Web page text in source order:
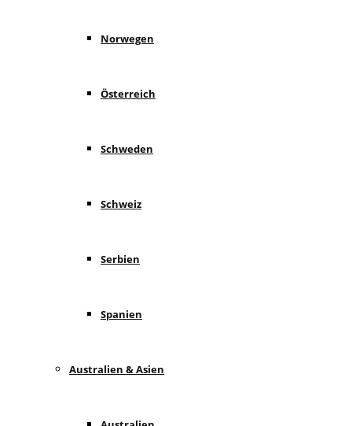
Norwegen
Österreich
Schweden
Schweiz
Serbien
Spanien
Australien & Asien